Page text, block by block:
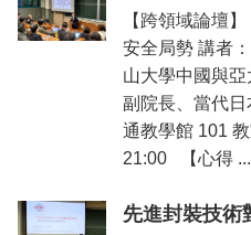
【跨領域論壇
安全局勢 講者
山大學中國與
副院長、當代
通教學館 101
21:00 【心得
先進封裝技術